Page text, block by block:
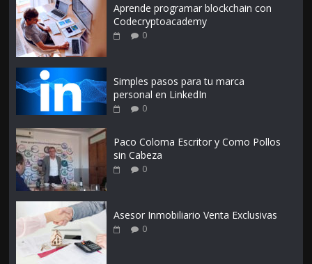
Aprende programar blockchain con
Codecryptoacademy
0
Simples pasos para tu marca
personal en LinkedIn
0
Paco Coloma Escritor y Como Pollos
sin Cabeza
0
Asesor Inmobiliario Venta Exclusivas
0